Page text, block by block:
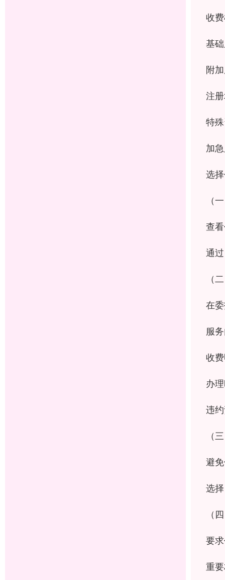
收
基
附
注
特
加
选
（
查
通
（
在
服
收
办
违
（
避
选
（
要
重